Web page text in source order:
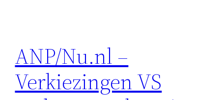
ANP/Nu.nl –
Verkiezingen VS